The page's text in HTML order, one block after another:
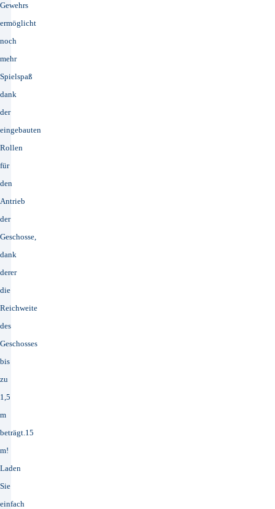
Gewehrs
ermöglicht
noch
mehr
Spielspaß
dank
der
eingebauten
Rollen
für
den
Antrieb
der
Geschosse,
dank
derer
die
Reichweite
des
Geschosses
bis
zu
1,5
m
beträgt.15
m!
Laden
Sie
einfach